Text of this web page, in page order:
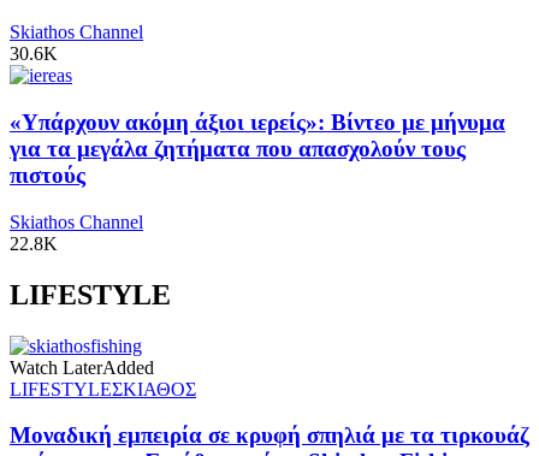
Skiathos Channel
30.6K
«Υπάρχουν ακόμη άξιοι ιερείς»: Βίντεο με μήνυμα
για τα μεγάλα ζητήματα που απασχολούν τους
πιστούς
Skiathos Channel
22.8K
LIFESTYLE
Watch LaterAdded
LIFESTYLEΣΚΙΑΘΟΣ
Μοναδική εμπειρία σε κρυφή σπηλιά με τα τιρκουάζ